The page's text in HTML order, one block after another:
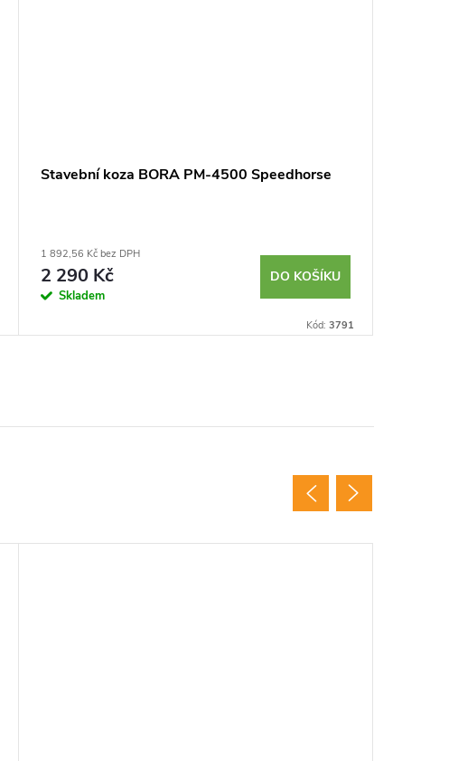
Stavební koza BORA PM-4500 Speedhorse
1 892,56 Kč bez DPH
2 290 Kč
Skladem
DO KOŠÍKU
Kód: 3791